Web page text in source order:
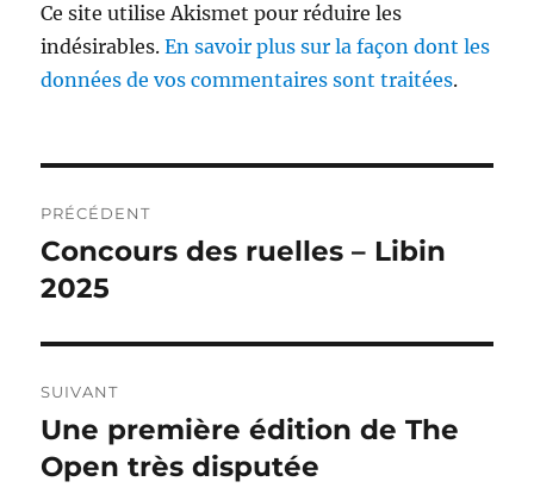
Ce site utilise Akismet pour réduire les
indésirables.En savoir plus sur la façon dont les
données de vos commentaires sont traitées.
de
l’article
PRÉCÉDENT
Publication
précédente :
Concours des ruelles – Libin
2025
SUIVANT
Publication
suivante :
Une première édition de The
Open très disputée